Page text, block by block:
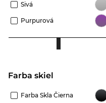
Sivá
Purpurová
Farba skiel
Farba Skla Čierna